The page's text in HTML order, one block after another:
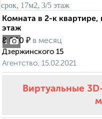
1
Комната в 2-к квартире,
этаж
8 000 ₽ в месяц
Дзержинского 15
Агентство, 15.02.2021
Виртуальные